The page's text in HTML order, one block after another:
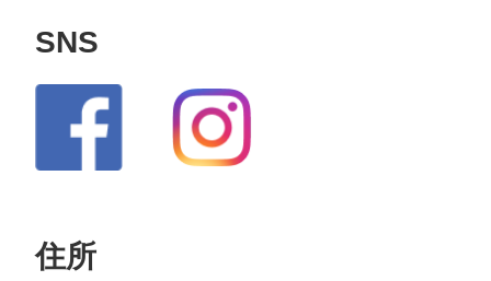
SNS
住所